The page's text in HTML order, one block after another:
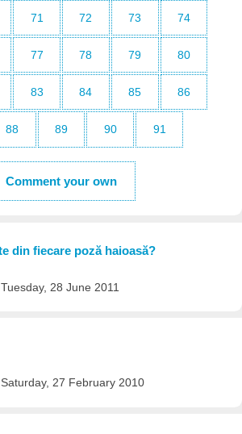
71 72 73 74
77 78 79 80
83 84 85 86
88 89 90 91
Comment your own
din fiecare poză haioasă?
28 June 2011
27 February 2010